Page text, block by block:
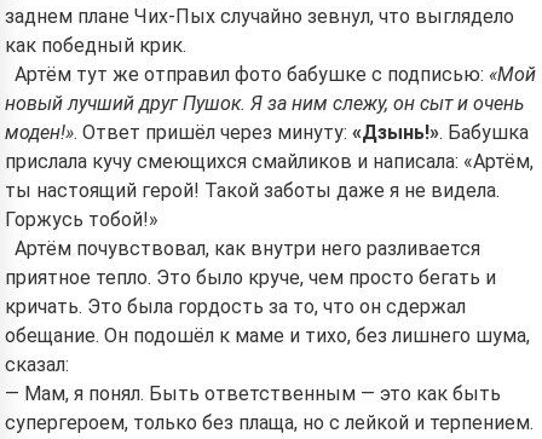
заднем плане Чих-Пых случайно зевнул, что выглядело
как победный крик.
Артём тут же отправил фото бабушке с подписью: «Мой
новый лучший друг Пушок. Я за ним слежу, он сыт и очень
моден!». Ответ пришёл через минуту: «Дзынь!». Бабушка
прислала кучу смеющихся смайликов и написала: «Артём,
ты настоящий герой! Такой заботы даже я не видела.
Горжусь тобой!»
Артём почувствовал, как внутри него разливается
приятное тепло. Это было круче, чем просто бегать и
кричать. Это была гордость за то, что он сдержал
обещание. Он подошёл к маме и тихо, без лишнего шума,
сказал:
— Мам, я понял. Быть ответственным — это как быть
супергероем, только без плаща, но с лейкой и терпением.